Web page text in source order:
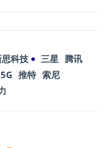
科技 三星 腾讯
5G 推特 索尼